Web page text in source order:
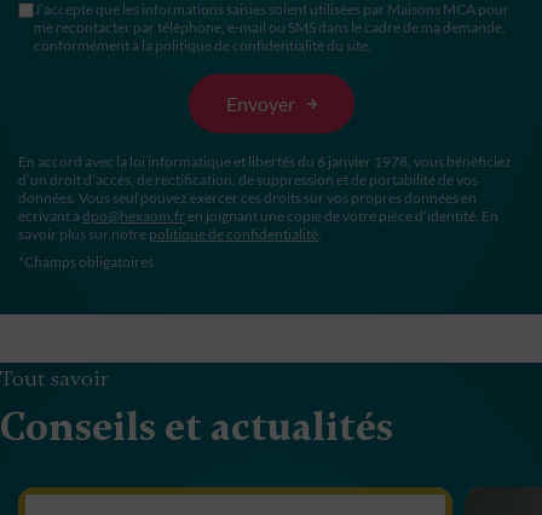
J’accepte que les informations saisies soient utilisées par Maisons MCA pour
me recontacter par téléphone, e-mail ou SMS dans le cadre de ma demande,
conformément à la politique de confidentialité du site.
En accord avec la loi informatique et libertés du 6 janvier 1978, vous bénéficiez
d’un droit d’accès, de rectification, de suppression et de portabilité de vos
données. Vous seul pouvez exercer ces droits sur vos propres données en
écrivant à dpo@hexaom.fr en joignant une copie de votre pièce d’identité. En
savoir plus sur notre politique de confidentialité.
*Champs obligatoires
Tout savoir
Conseils et actualités